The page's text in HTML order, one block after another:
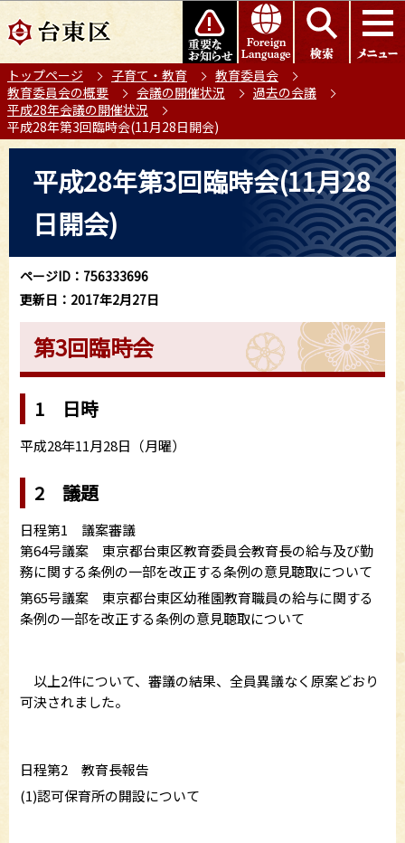
の
ー
ジ
の
先
このページの本文へ移動
トップページ 子育て・教育
教育委員会
教育委員会の概要
会議の開催状況
過去の会議
平成28年会議の開催状況
平成28年第3回臨時会(11月28日開会)
ら
平成28年第3回臨時会(11月28
日開会)
ページID：756333696
更新日：2017年2月27日
第3回臨時会
1 日時
平成28年11月28日（月曜）
2 議題
日程第1 議案審議
第64号議案 東京都台東区教育委員会教育長の給与及び勤
務に関する条例の一部を改正する条例の意見聴取について
第65号議案 東京都台東区幼稚園教育職員の給与に関する
条例の一部を改正する条例の意見聴取について
以上2件について、審議の結果、全員異議なく原案どおり
可決されました。
日程第2 教育長報告
(1)認可保育所の開設について